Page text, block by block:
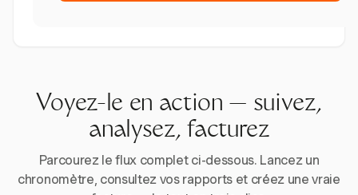
Voyez-le en action — suivez,
analysez, facturez
Parcourez le flux complet ci-dessous. Lancez un
chronomètre, consultez vos rapports et créez une vraie